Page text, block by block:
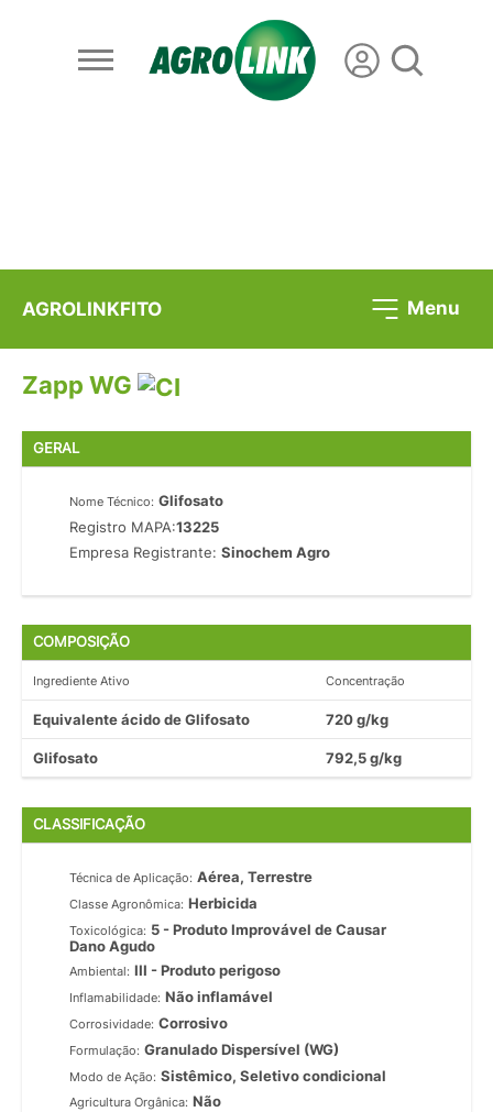
AGROLINKFITO Menu
Zapp WG
GERAL
Nome Técnico: Glifosato
Registro MAPA:13225
Empresa Registrante:Sinochem Agro
COMPOSIÇÃO
Ingrediente Ativo Concentração
Equivalente ácido de Glifosato 720 g/kg
Glifosato 792,5 g/kg
CLASSIFICAÇÃO
Técnica de Aplicação: Aérea, Terrestre
Classe Agronômica: Herbicida
Toxicológica: 5 - Produto Improvável de Causar
Dano Agudo
Ambiental: III - Produto perigoso
Inflamabilidade: Não inflamável
Corrosividade: Corrosivo
Formulação: Granulado Dispersível (WG)
Modo de Ação: Sistêmico, Seletivo condicional
Agricultura Orgânica: Não